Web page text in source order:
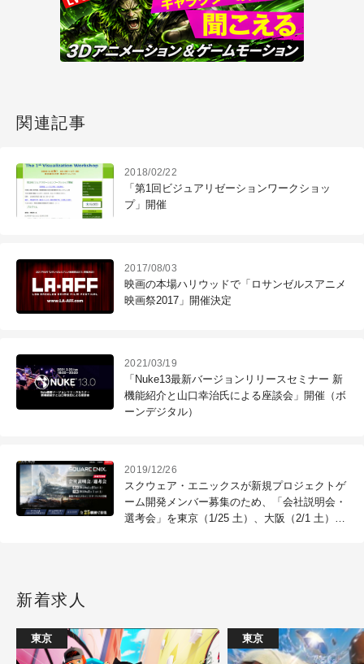
関連記事
2018/02/22
「第1回ビジュアリゼーションワークショッ
プ」開催
2017/08/03
映画の本場ハリウッドで「ロサンゼルスアニメ
映画祭2017」開催決定
2021/03/19
「Nuke13最新バージョンリリースセミナー 新
機能紹介と山口幸治氏による座談会」開催（ボ
ーンデジタル）
2019/12/26
スクウェア・エニックスが新規プロジェクトゲ
ーム開発メンバー募集のため、「会社説明会・
選考会」を東京（1/25 土）、大阪（2/1 土）で
新着求人
東京 東京